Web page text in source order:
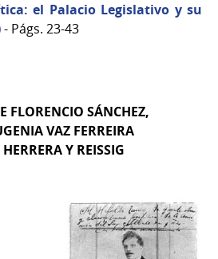
el Palacio Legislativo y su
- Págs. 23-43
FLORENCIO SÁNCHEZ,
VAZ FERREIRA
Y REISSIG